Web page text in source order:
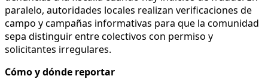
paralelo, autoridades locales realizan verificaciones de
campo y campañas informativas para que la comunidad
sepa distinguir entre colectivos con permiso y
solicitantes irregulares.
Cómo y dónde reportar